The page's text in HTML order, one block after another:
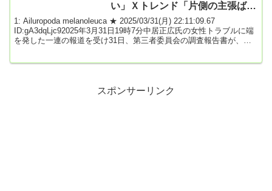
い」Ｘトレンド「片側の主張ばか
り」「私は中居正広を信じていま
す」
1: Ailuropoda melanoleuca ★ 2025/03/31(月) 22:11:09.67
ID:gA3dqLjc92025年3月31日19時7分中居正広氏の女性トラブルに端
を発した一連の報道を受け31日、第三者委員会の調査報告書が、フ
スポンサーリンク